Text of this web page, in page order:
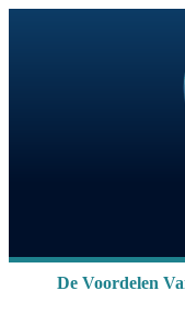
De Voordelen